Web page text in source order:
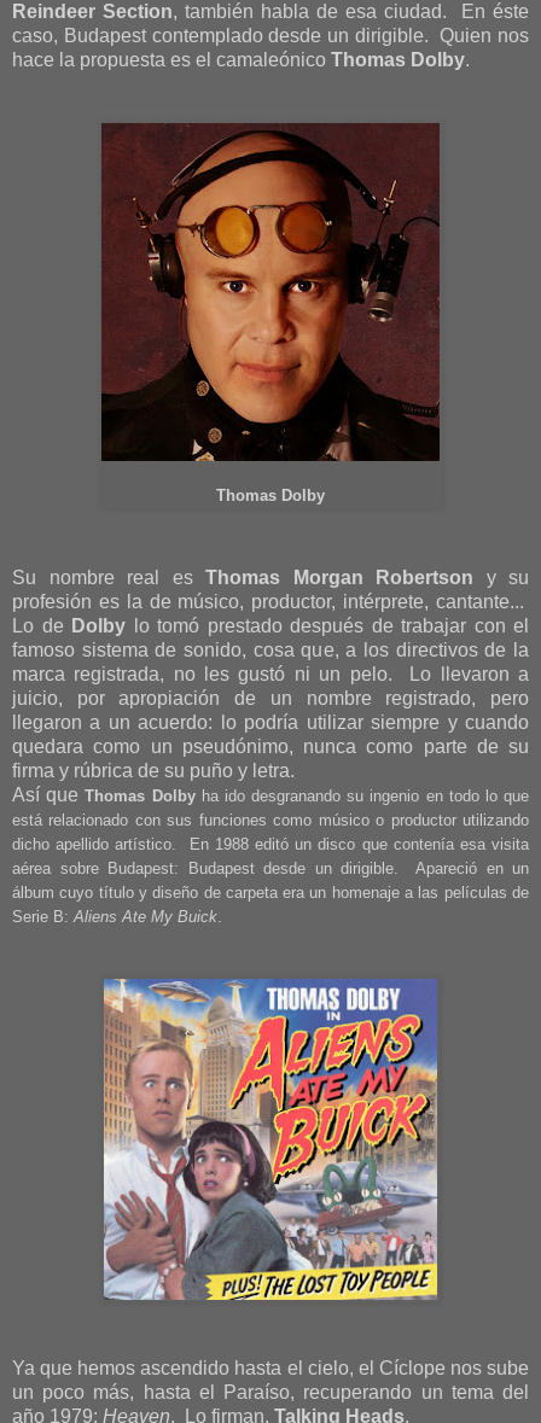
Reindeer Section, también habla de esa ciudad. En éste
caso, Budapest contemplado desde un dirigible. Quien nos
hace la propuesta es el camaleónico Thomas Dolby.
Thomas Dolby
Su nombre real es Thomas Morgan Robertson y su
profesión es la de músico, productor, intérprete, cantante...
Lo de Dolby lo tomó prestado después de trabajar con el
famoso sistema de sonido, cosa que, a los directivos de la
marca registrada, no les gustó ni un pelo. Lo llevaron a
juicio, por apropiación de un nombre registrado, pero
llegaron a un acuerdo: lo podría utilizar siempre y cuando
quedara como un pseudónimo, nunca como parte de su
firma y rúbrica de su puño y letra.
Así queThomas Dolbyha ido desgranando su ingenio en todo lo que
está relacionado con sus funciones como músico o productor utilizando
dicho apellido artístico. En 1988 editó un disco que contenía esa visita
aérea sobre Budapest: Budapest desde un dirigible. Apareció en un
álbum cuyo título y diseño de carpeta era un homenaje a las películas de
Serie B:Aliens Ate My Buick.
Ya que hemos ascendido hasta el cielo, el Cíclope nos sube
un poco más, hasta el Paraíso, recuperando un tema del
año 1979: Heaven. Lo firman, Talking Heads.